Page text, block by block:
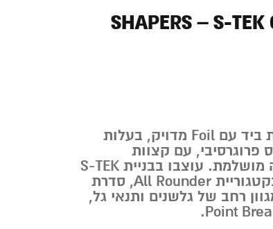
SHAPERS – S-
חרבות ביצועיות מעוצבות ביד עם Foil מדויק, בעלות
עם קצוות
מושלמת. עוצבו בבנייתS-TEK
All Rounder, סדרת
רחב של גלשנים ותנאי גל,